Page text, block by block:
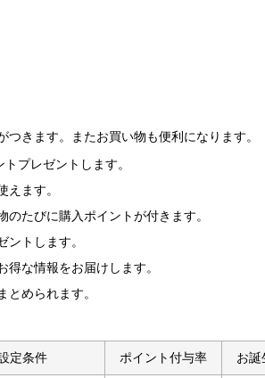
きます。またお買い物も便利になります。
プレゼントします。
えます。
たびに購入ポイントが付きます。
ントします。
得な情報をお届けします。
められます。
定条件 ポイント付与率 お誕